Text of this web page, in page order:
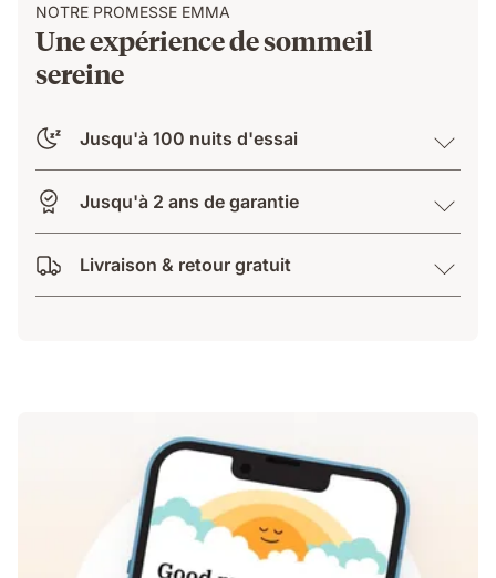
NOTRE PROMESSE EMMA
Une expérience de sommeil
sereine
Jusqu'à 100 nuits d'essai
Jusqu'à 2 ans de garantie
Livraison & retour gratuit